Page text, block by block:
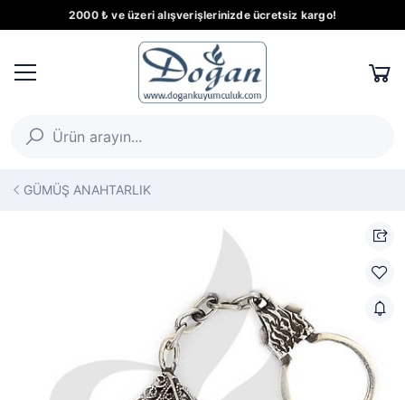
2000 ₺ ve üzeri alışverişlerinizde ücretsiz kargo!
GÜMÜŞ ANAHTARLIK